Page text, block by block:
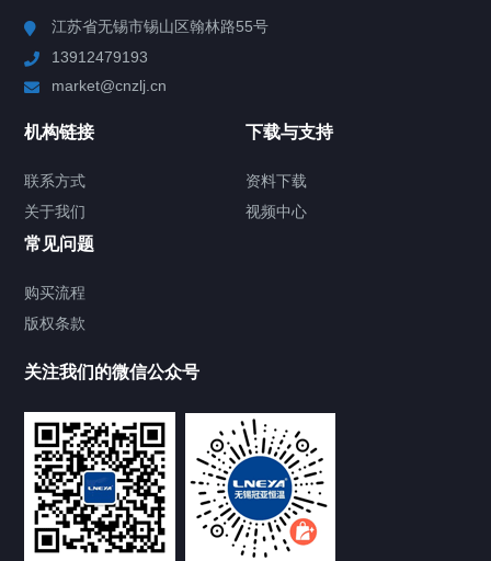
Chiller高精度制冷循环器
TCU温度控制单元
Chiller气体控温系统
Chamber试验箱
FREEZER低温箱
江苏省无锡市锡山区翰林路55号
13912479193
market@cnzlj.cn
机构链接
联系方式
关于我们
下载与支持
资料下载
视频中心
常见问题
购买流程
版权条款
关注我们的微信公众号